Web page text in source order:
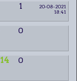
1
20-08-2021
18:41
0
0